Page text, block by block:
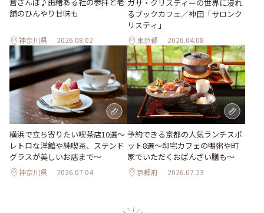
舗のひんやり甘味も
神奈川県 2026.08.02
ガサ・クリスティーの世界に浸れ
るブックカフェ／神田「サロンク
リスティ」
東京都 2026.04.08
横浜で立ち寄りたい喫茶店10選～
レトロな洋館や純喫茶、ステンド
グラスが美しいお店まで～
神奈川県 2026.07.04
予約できる京都の人気ランチスポ
ット8選～邸宅カフェの鴨粥や町
家でいただくおばんざい膳も～
京都府 2026.07.23